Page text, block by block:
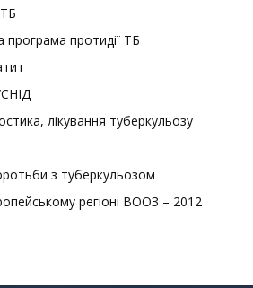
програма протидії ТБ
СНІД
лікування туберкульозу
з туберкульозом
регіоні ВООЗ – 2012